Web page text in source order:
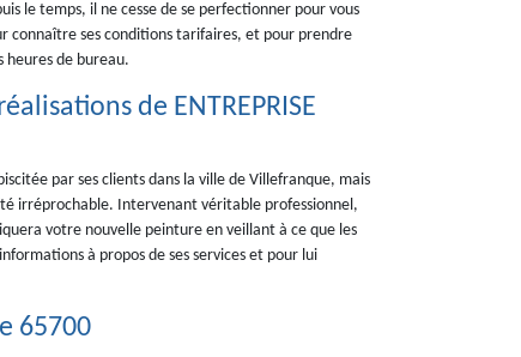
le temps, il ne cesse de se perfectionner pour vous
connaître ses conditions tarifaires, et pour prendre
heures de bureau.
de ENTREPRISE
par ses clients dans la ville de Villefranque, mais
irréprochable. Intervenant véritable professionnel,
votre nouvelle peinture en veillant à ce que les
à propos de ses services et pour lui
65700